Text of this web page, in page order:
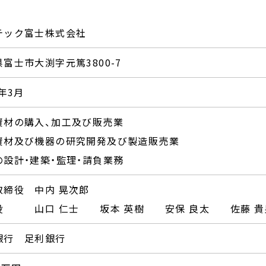
ック富士株式会社
富士市大渕字元篤3800-7
3月
の購入、加工及び販売業
材及び機器の研究開発及び製造販売業
計・建築・監理・請負業務
締役 中内 晃次郎
山口 仁士 坂本 英樹 安保 良太 佐藤 貴
行 足利銀行